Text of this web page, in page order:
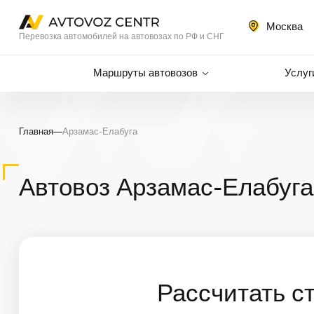
Перевозка автомобилей на автовозах по РФ и СНГ
Москва
Маршруты автовозов
Главная—Арзамас-Елабуга
Автовоз Арзамас-
Рассчитать